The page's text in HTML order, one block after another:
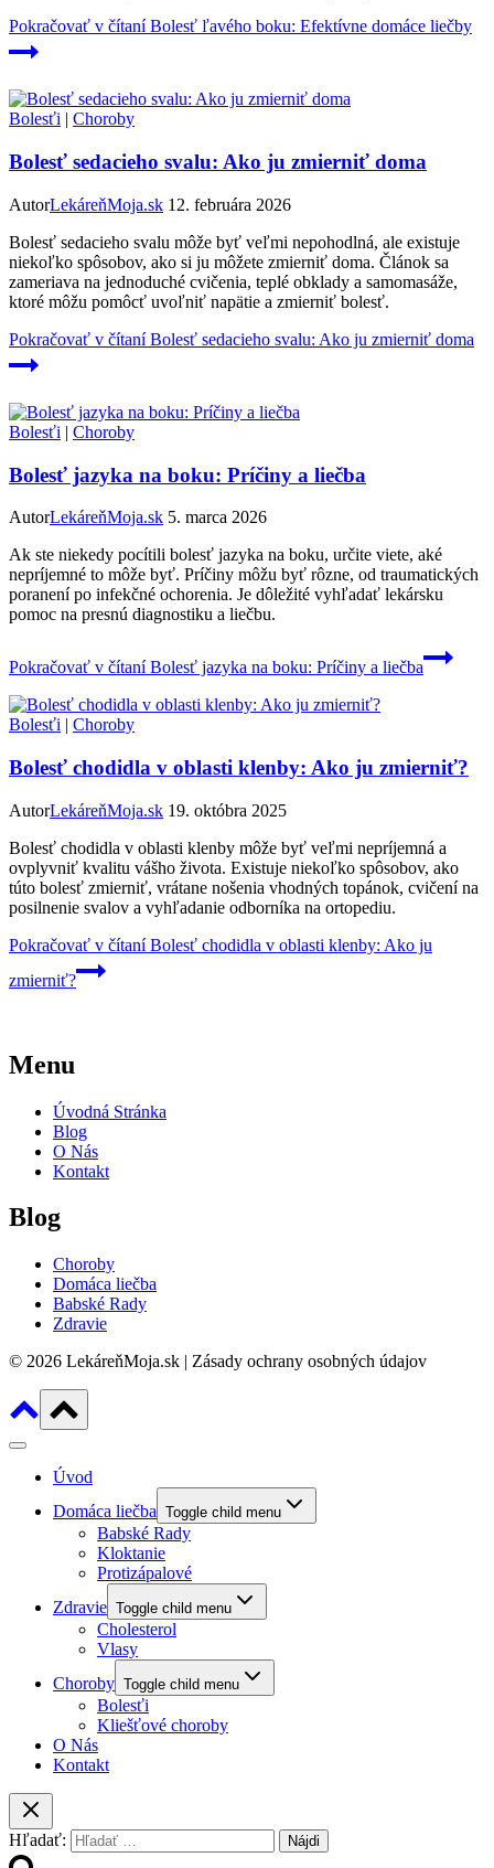
Pokračovať v čítaníBolesť ľavého boku: Efektívne domáce liečby
Bolesťi | Choroby
Bolesť sedacieho svalu: Ako ju zmierniť doma
AutorLekáreňMoja.sk 12. februára 2026
Bolesť sedacieho svalu môže byť veľmi nepohodlná, ale existuje
niekoľko spôsobov, ako si ju môžete zmierniť doma. Článok sa
zameriava na jednoduché cvičenia, teplé obklady a samomasáže,
ktoré môžu pomôcť uvoľniť napätie a zmierniť bolesť.
Pokračovať v čítaníBolesť sedacieho svalu: Ako ju zmierniť doma
Bolesťi | Choroby
Bolesť jazyka na boku: Príčiny a liečba
AutorLekáreňMoja.sk 5. marca 2026
Ak ste niekedy pocítili bolesť jazyka na boku, určite viete, aké
nepríjemné to môže byť. Príčiny môžu byť rôzne, od traumatických
poranení po infekčné ochorenia. Je dôležité vyhľadať lekársku
pomoc na presnú diagnostiku a liečbu.
Pokračovať v čítaníBolesť jazyka na boku: Príčiny a liečba
Bolesťi | Choroby
Bolesť chodidla v oblasti klenby: Ako ju zmierniť?
AutorLekáreňMoja.sk 19. októbra 2025
Bolesť chodidla v oblasti klenby môže byť veľmi nepríjemná a
ovplyvniť kvalitu vášho života. Existuje niekoľko spôsobov, ako
túto bolesť zmierniť, vrátane nošenia vhodných topánok, cvičení na
posilnenie svalov a vyhľadanie odborníka na ortopediu.
Pokračovať v čítaníBolesť chodidla v oblasti klenby: Ako ju
zmierniť?
Menu
Úvodná Stránka
Blog
O Nás
Kontakt
Blog
Choroby
Domáca liečba
Babské Rady
Zdravie
© 2026 LekáreňMoja.sk | Zásady ochrany osobných údajov
Úvod
Domáca liečba Toggle child menu
Babské Rady
Kloktanie
Protizápalové
Zdravie Toggle child menu
Cholesterol
Vlasy
Choroby Toggle child menu
Bolesťi
Kliešťové choroby
O Nás
Kontakt
Hľadať: